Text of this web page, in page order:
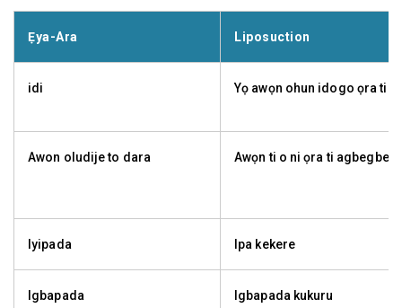
Ẹya-Ara Liposuction
idi Yọ awọn ohun idogo ọra ti
Awon oludije to dara Awọn ti o ni ọra ti agbegbe
Iyipada Ipa kekere
Igbapada Igbapada kukuru